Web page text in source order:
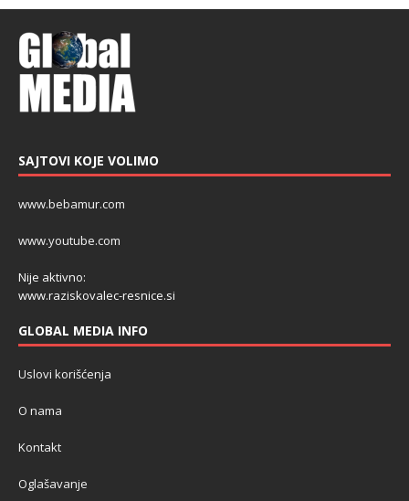
SAJTOVI KOJE VOLIMO
www.bebamur.com
www.youtube.com
Nije aktivno:
www.raziskovalec-resnice.si
GLOBAL MEDIA INFO
Uslovi korišćenja
O nama
Kontakt
Oglašavanje